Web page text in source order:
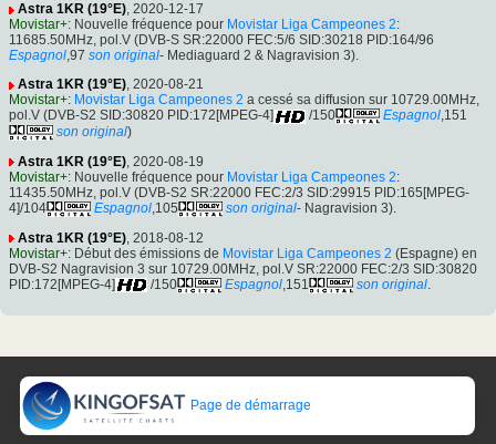
Astra 1KR (19°E), 2020-12-17
Movistar+: Nouvelle fréquence pour Movistar Liga Campeones 2:
11685.50MHz, pol.V (DVB-S SR:22000 FEC:5/6 SID:30218 PID:164/96
Espagnol,97 son original- Mediaguard 2 & Nagravision 3).
Astra 1KR (19°E), 2020-08-21
Movistar+: Movistar Liga Campeones 2 a cessé sa diffusion sur 10729.00MHz,
pol.V (DVB-S2 SID:30820 PID:172[MPEG-4]
/150 Espagnol,151
son original)
Astra 1KR (19°E), 2020-08-19
Movistar+: Nouvelle fréquence pour Movistar Liga Campeones 2:
11435.50MHz, pol.V (DVB-S2 SR:22000 FEC:2/3 SID:29915 PID:165[MPEG-
4]/104
Espagnol,105 son original- Nagravision 3).
Astra 1KR (19°E) , 2018-08-12
Movistar+: Début des émissions de Movistar Liga Campeones 2 (Espagne) en
DVB-S2 Nagravision 3 sur 10729.00MHz, pol.V SR:22000 FEC:2/3 SID:30820
PID:172[MPEG-4]
/150 Espagnol ,151 son original
Page de démarrage